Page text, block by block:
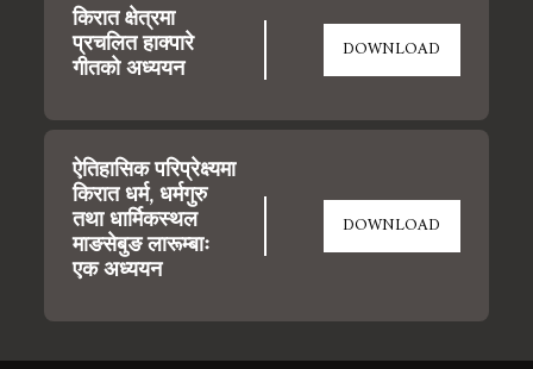
किरात क्षेत्रमा
प्रचलित हाक्पारे
गीतको अध्ययन
DOWNLOAD
ऐतिहासिक परिप्रेक्ष्यमा
किरात धर्म, धर्मगुरु
तथा धार्मिकस्थल
माङसेबुङ लारूम्बाः
एक अध्ययन
DOWNLOAD